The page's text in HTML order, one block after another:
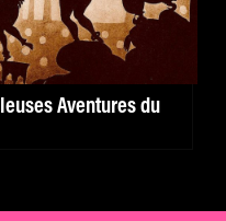
Aventures du